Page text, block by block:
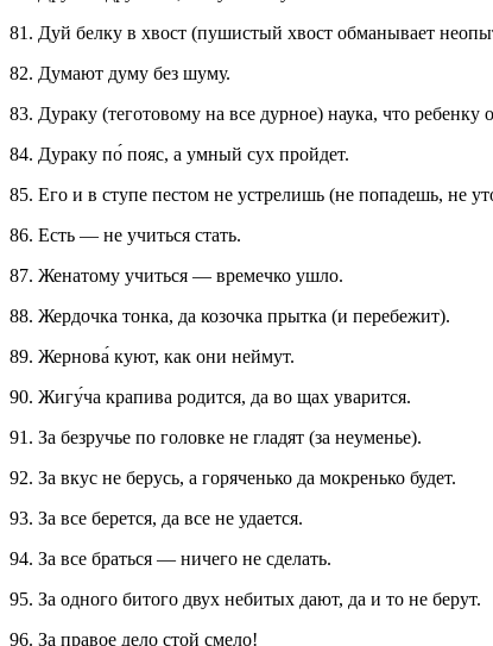
81. Дуй белку в хвост (пушистый хвост обманывает
82. Думают думу без шуму.
83. Дураку (теготовому на все дурное) наука, что ребенку
84. Дураку по́ пояс, а умный сух пройдет.
85. Его и в ступе пестом не устрелишь (не попадешь, не
86. Есть — не учиться стать.
87. Женатому учиться — времечко ушло.
88. Жердочка тонка, да козочка прытка (и перебежит).
89. Жернова́ куют, как они неймут.
90. Жигу́ча крапива родится, да во щах уварится.
91. За безручье по головке не гладят (за неуменье).
92. За вкус не берусь, а горяченько да мокренько будет.
93. За все берется, да все не удается.
94. За все браться — ничего не сделать.
95. За одного битого двух небитых дают, да и то не берут.
96. За правое дело стой смело!